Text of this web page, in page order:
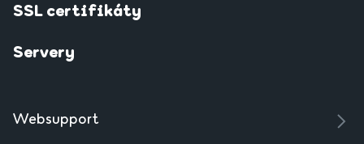
SSL certifikáty
Servery
Websupport